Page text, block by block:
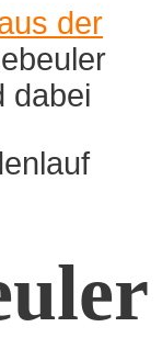
der
dabei